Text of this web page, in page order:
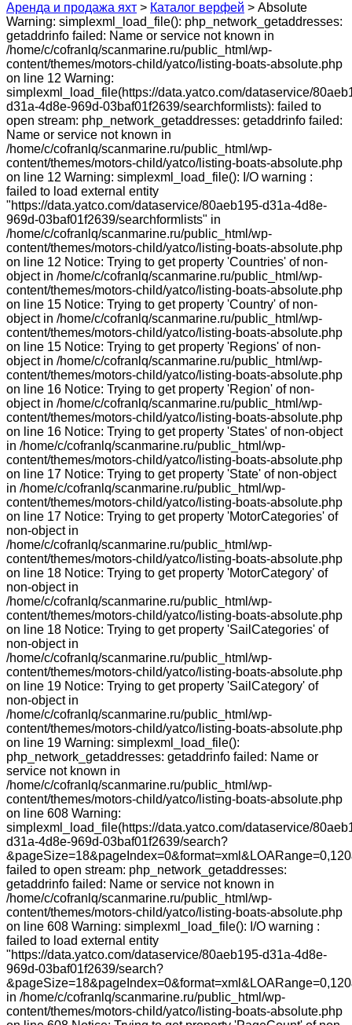
Аренда и продажа яхт > Каталог верфей > Absolute
Warning: simplexml_load_file(): php_network_getaddresses:
getaddrinfo failed: Name or service not known in
/home/c/cofranlq/scanmarine.ru/public_html/wp-
content/themes/motors-child/yatco/listing-boats-absolute.php
on line 12 Warning:
simplexml_load_file(https://data.yatco.com/dataservice/
d31a-4d8e-969d-03baf01f2639/searchformlists): failed to
open stream: php_network_getaddresses: getaddrinfo failed:
Name or service not known in
/home/c/cofranlq/scanmarine.ru/public_html/wp-
content/themes/motors-child/yatco/listing-boats-absolute.php
on line 12 Warning: simplexml_load_file(): I/O warning :
failed to load external entity
"https://data.yatco.com/dataservice/80aeb195-d31a-4d8e-
969d-03baf01f2639/searchformlists" in
/home/c/cofranlq/scanmarine.ru/public_html/wp-
content/themes/motors-child/yatco/listing-boats-absolute.php
on line 12 Notice: Trying to get property 'Countries' of non-
object in /home/c/cofranlq/scanmarine.ru/public_html/wp-
content/themes/motors-child/yatco/listing-boats-absolute.php
on line 15 Notice: Trying to get property 'Country' of non-
object in /home/c/cofranlq/scanmarine.ru/public_html/wp-
content/themes/motors-child/yatco/listing-boats-absolute.php
on line 15 Notice: Trying to get property 'Regions' of non-
object in /home/c/cofranlq/scanmarine.ru/public_html/wp-
content/themes/motors-child/yatco/listing-boats-absolute.php
on line 16 Notice: Trying to get property 'Region' of non-
object in /home/c/cofranlq/scanmarine.ru/public_html/wp-
content/themes/motors-child/yatco/listing-boats-absolute.php
on line 16 Notice: Trying to get property 'States' of non-object
in /home/c/cofranlq/scanmarine.ru/public_html/wp-
content/themes/motors-child/yatco/listing-boats-absolute.php
on line 17 Notice: Trying to get property 'State' of non-object
in /home/c/cofranlq/scanmarine.ru/public_html/wp-
content/themes/motors-child/yatco/listing-boats-absolute.php
on line 17 Notice: Trying to get property 'MotorCategories' of
non-object in
/home/c/cofranlq/scanmarine.ru/public_html/wp-
content/themes/motors-child/yatco/listing-boats-absolute.php
on line 18 Notice: Trying to get property 'MotorCategory' of
non-object in
/home/c/cofranlq/scanmarine.ru/public_html/wp-
content/themes/motors-child/yatco/listing-boats-absolute.php
on line 18 Notice: Trying to get property 'SailCategories' of
non-object in
/home/c/cofranlq/scanmarine.ru/public_html/wp-
content/themes/motors-child/yatco/listing-boats-absolute.php
on line 19 Notice: Trying to get property 'SailCategory' of
non-object in
/home/c/cofranlq/scanmarine.ru/public_html/wp-
content/themes/motors-child/yatco/listing-boats-absolute.php
on line 19 Warning: simplexml_load_file():
php_network_getaddresses: getaddrinfo failed: Name or
service not known in
/home/c/cofranlq/scanmarine.ru/public_html/wp-
content/themes/motors-child/yatco/listing-boats-absolute.php
on line 608 Warning:
simplexml_load_file(https://data.yatco.com/dataservice/
d31a-4d8e-969d-03baf01f2639/search?
failed to open stream: php_network_getaddresses:
getaddrinfo failed: Name or service not known in
/home/c/cofranlq/scanmarine.ru/public_html/wp-
content/themes/motors-child/yatco/listing-boats-absolute.php
on line 608 Warning: simplexml_load_file(): I/O warning :
failed to load external entity
"https://data.yatco.com/dataservice/80aeb195-d31a-4d8e-
969d-03baf01f2639/search?
in /home/c/cofranlq/scanmarine.ru/public_html/wp-
content/themes/motors-child/yatco/listing-boats-absolute.php